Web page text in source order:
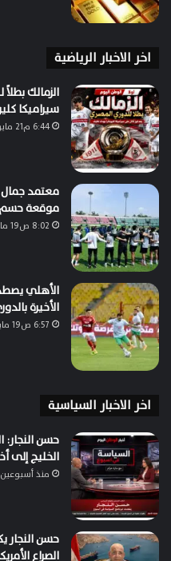
اخر الاخبار الرياضية
الزمالك
سيراميكا
6:44 م21 مايو، 2026
معتمد جمال
موقعة حسم
8:02 ص19 مايو، 2026
الأهلي
الأخيرة
6:57 ص19 مايو، 2026
اخر الاخبار السياسية
حسن النجار:
الخليج إلى
منذ أسبوعين
حسن النجار
الصراع